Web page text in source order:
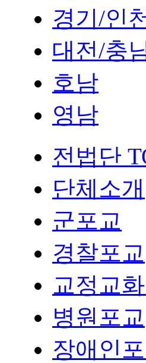
경기/인
대전/충
호남
영남
전법단
단체소개
군포교
경찰포교
교정교
병원포교
장애인